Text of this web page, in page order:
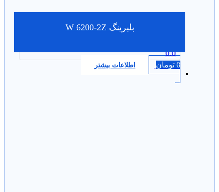
بلبرینگ W 6200-2Z
0.0
0 تومان اطلاعات بیشتر